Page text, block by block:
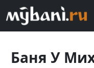
Баня У